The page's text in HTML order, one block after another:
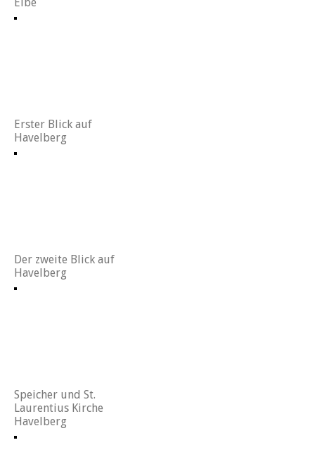
Erster Blick auf
Havelberg
Der zweite Blick auf
Havelberg
Speicher und St.
Laurentius Kirche
Havelberg